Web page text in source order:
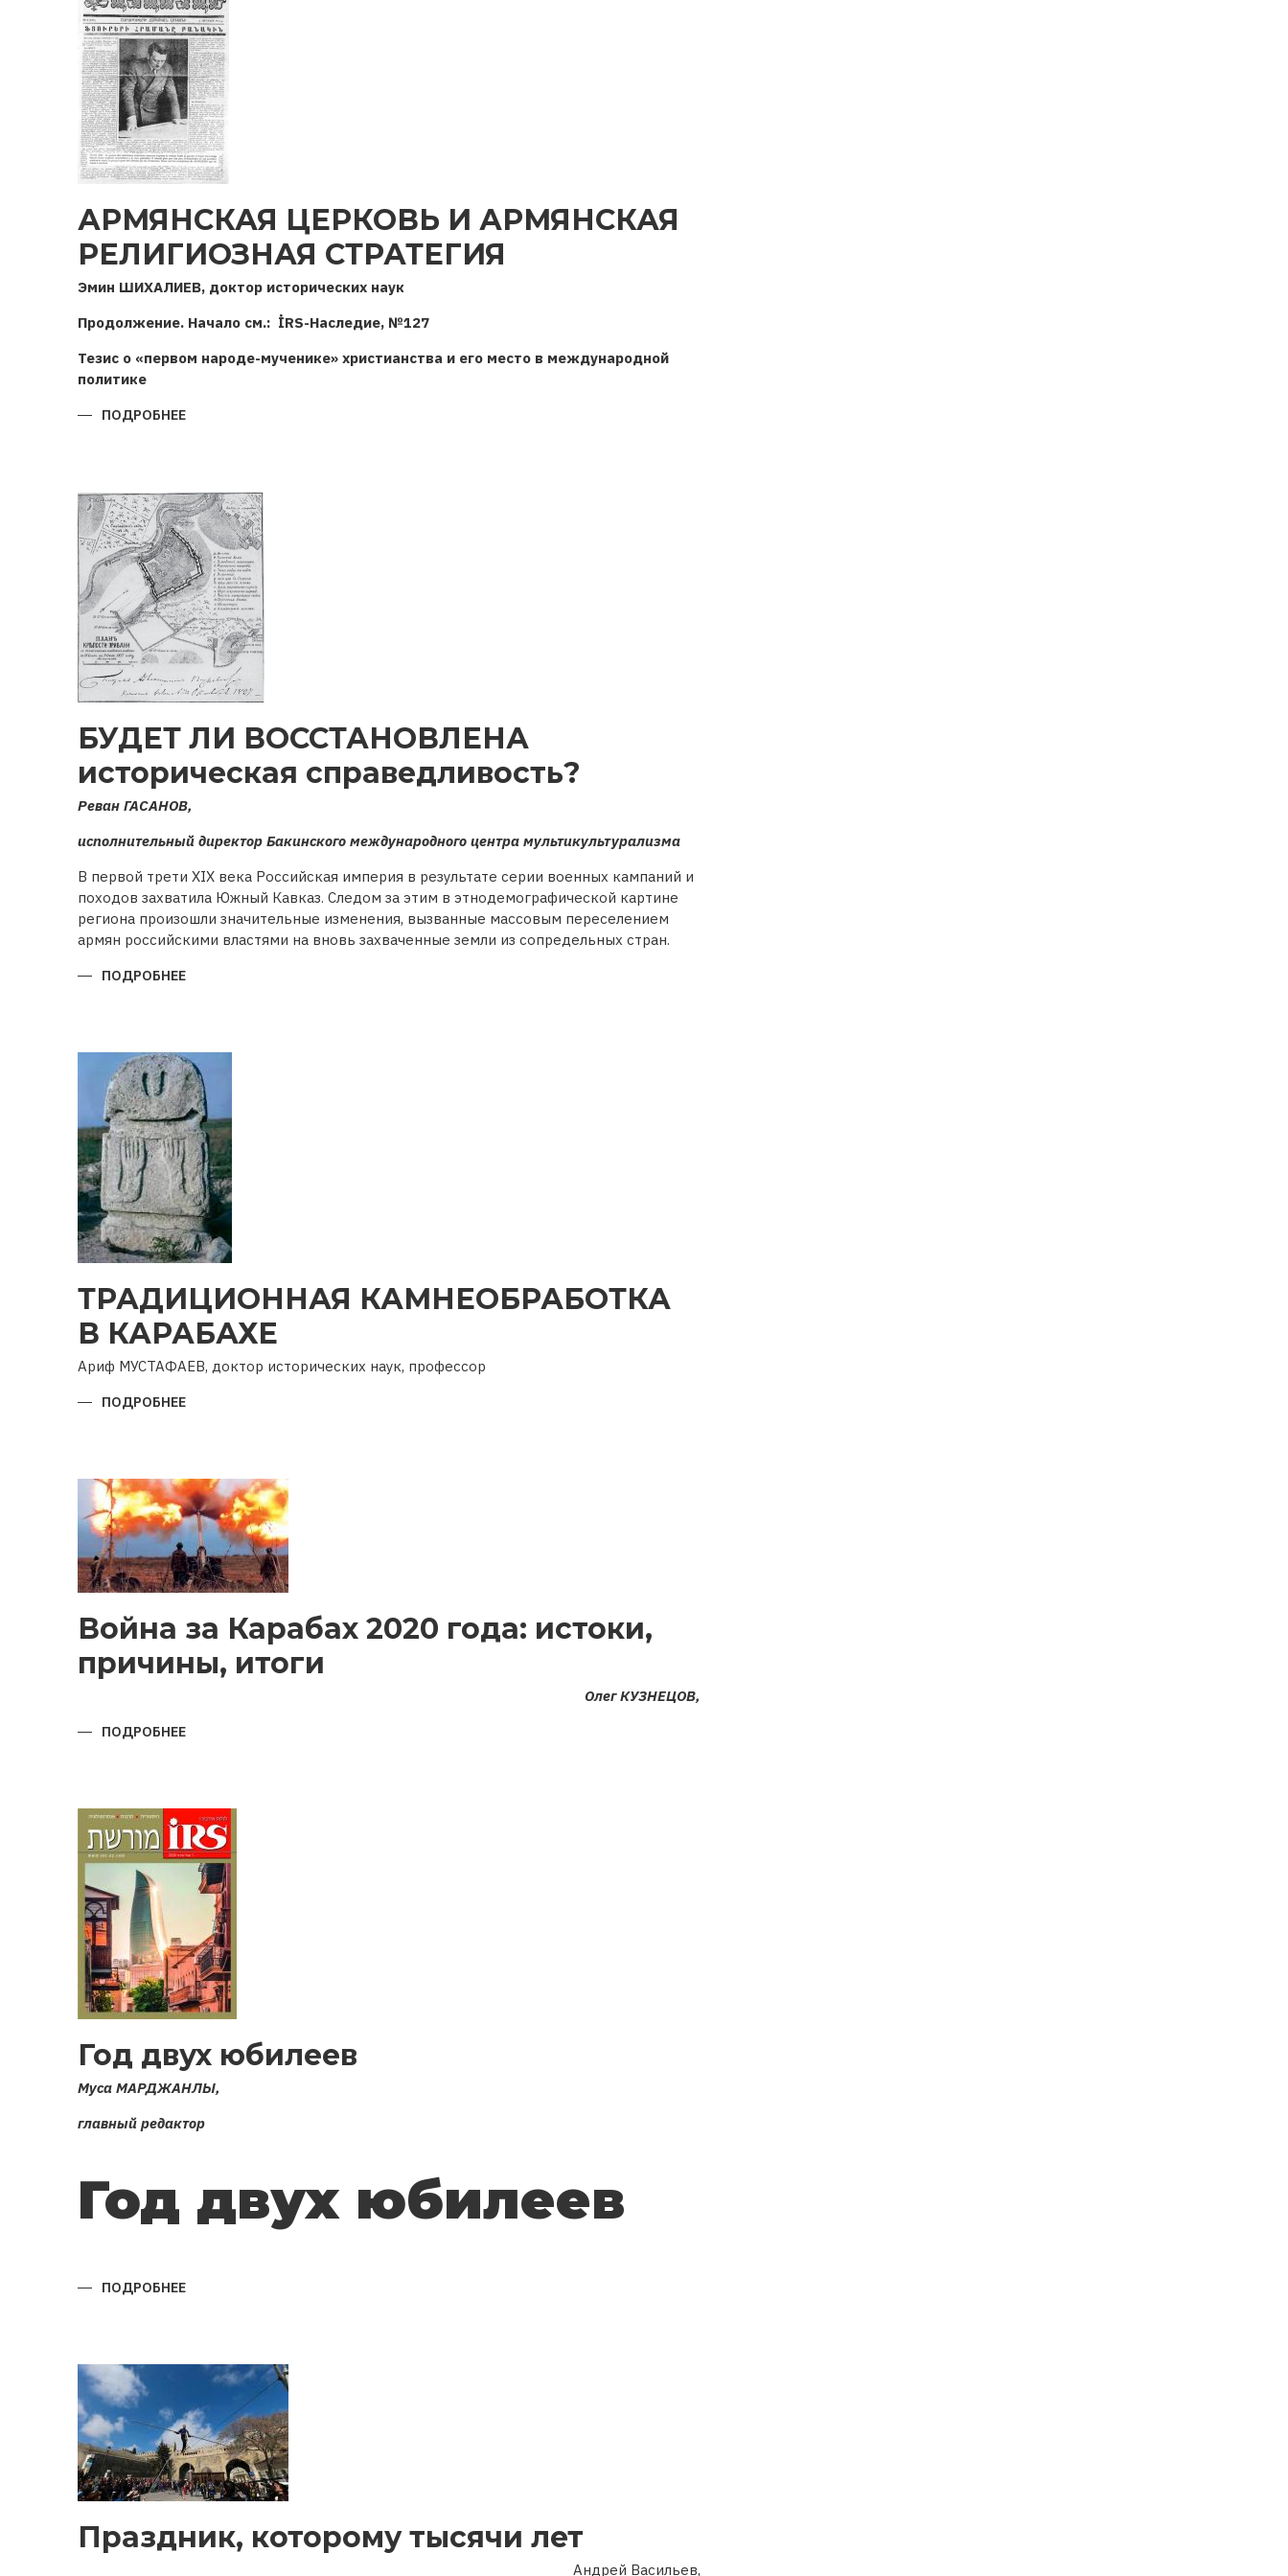
АРМЯНСКАЯ ЦЕРКОВЬ И АРМЯНСКАЯ
РЕЛИГИОЗНАЯ СТРАТЕГИЯ
Эмин ШИХАЛИЕВ, доктор исторических наук
Продолжение. Начало см.: İRS-Наследие, №127
Тезис о «первом народе-мученике» христианства и его место в международной
политике
ПОДРОБНЕЕ
СТРАТЕГИЯ
БУДЕТ ЛИ ВОССТАНОВЛЕНА
историческая справедливость?
Реван ГАСАНОВ,
исполнительный директор Бакинского международного центра мультикультурализма
В первой трети XIX века Российская империя в результате серии военных кампаний и
походов захватила Южный Кавказ. Следом за этим в этнодемографической картине
региона произошли значительные изменения, вызванные массовым переселением
армян российскими властями на вновь захваченные земли из сопредельных стран.
ПОДРОБНЕЕ
ТРАДИЦИОННАЯ КАМНЕОБРАБОТКА
В КАРАБАХЕ
Ариф МУСТАФАЕВ, доктор исторических наук, профессор
ПОДРОБНЕЕ
Война за Карабах 2020 года: истоки,
причины, итоги
Олег КУЗНЕЦОВ,
ПОДРОБНЕЕ
ИСТОКИ,
ПРИЧИНЫ,
ИТОГИ
Год двух юбилеев
Муса МАРДЖАНЛЫ,
главный редактор
Год двух юбилеев
ПОДРОБНЕЕ
Праздник, которому тысячи лет
Андрей Васильев,